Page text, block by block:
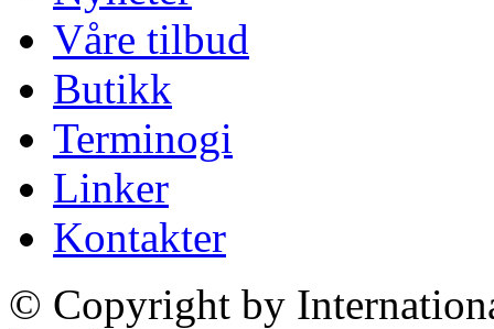
Våre tilbud
Butikk
Terminogi
Linker
Kontakter
© Copyright by